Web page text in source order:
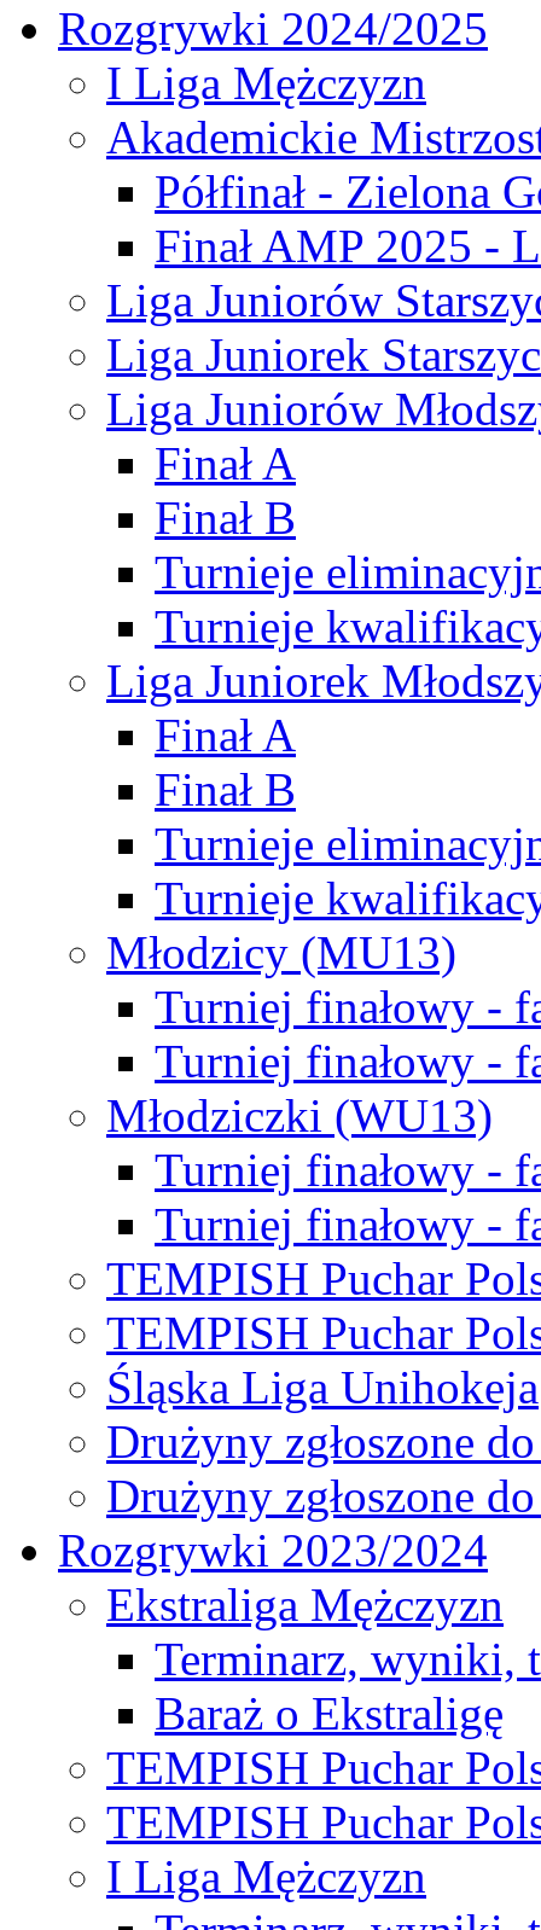
Rozgrywki 2024/2025
I Liga Mężczyzn
Akademickie
Półfinał - Zielona
Finał AMP 2025 -
Liga Juniorów
Liga Juniorek
Liga Juniorów
Finał A
Finał B
Turnieje
Turnieje
Liga Juniorek
Finał A
Finał B
Turnieje
Turnieje
Młodzicy (MU13)
Turniej finałowy -
Turniej finałowy -
Młodziczki (WU13)
Turniej finałowy -
Turniej finałowy -
TEMPISH Puchar
TEMPISH Puchar
Śląska Liga Unihokeja
Drużyny zgłoszone
Drużyny zgłoszone
Rozgrywki 2023/2024
Ekstraliga Mężczyzn
Terminarz, wyniki,
Baraż o Ekstraligę
TEMPISH Puchar
TEMPISH Puchar
I Liga Mężczyzn